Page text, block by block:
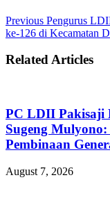
Previous Pengurus
ke-126 di Kecamatan
Related Articles
PC LDII Pakisaji
Sugeng
Pembinaan
August 7, 2026